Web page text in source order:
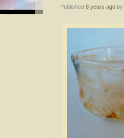
Published 8 years agoby